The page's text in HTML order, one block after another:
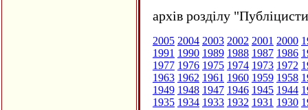
архів розділу
2005 2004 2003 2002 2001 2000
1991 1990 1989 1988 1987 1986
1977 1976 1975 1974 1973 1972
1963 1962 1961 1960 1959 1958
1949 1948 1947 1946 1945 1944
1935 1934 1933 1932 1931 1930